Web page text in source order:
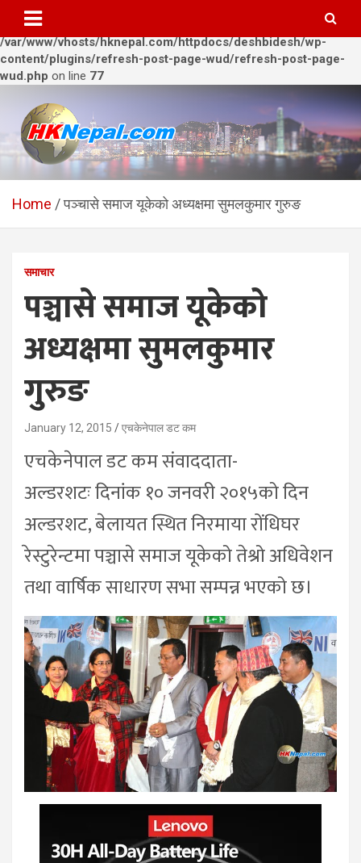
Warning
: Trying to access array offset on value of type bool in
/var/www/vhosts/hknepal.com/httpdocs/deshbidesh/wp-
content/plugins/refresh-post-page-wud/refresh-post-page-
wud.php on line 77
content
HKNepal.com – हङकङबाट
सञ्चालित पहिलो नेपाली अनलाईन
hknepal, hknepal.com, hk nepal, hk nepal com
Home पञ्चासे समाज यूकेको अध्यक्षमा सुमलकुमार गुरुङ
समाचार
पञ्चासे समाज यूकेको
अध्यक्षमा सुमलकुमार
गुरुङ
January 12, 2015 एचकेनेपाल डट कम
एचकेनेपाल डट कम संवाददाता-
अल्डरशटः दिनांक १० जनवरी २०१५को दिन
अल्डरशट, बेलायत स्थित निरमाया रोंधिघर
रेस्टुरेन्टमा पञ्चासे समाज यूकेको तेश्रो अधिवेशन
तथा वार्षिक साधारण सभा सम्पन्न भएको छ।